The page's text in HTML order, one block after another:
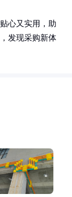
心又实用，助
发现采购新体